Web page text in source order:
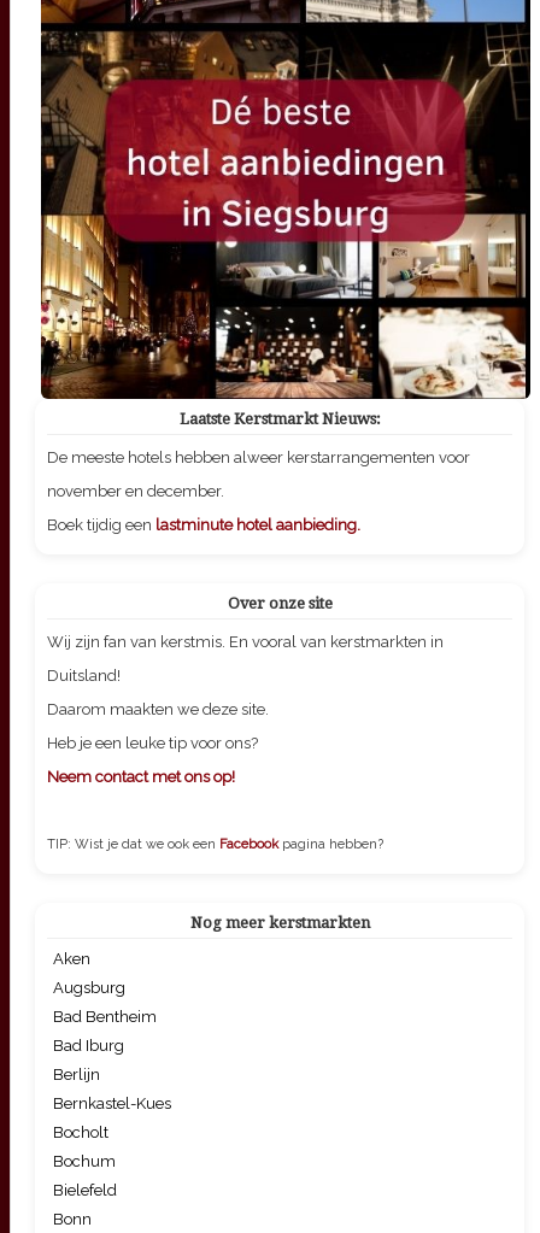
Laatste Kerstmarkt Nieuws:
De meeste hotels hebben alweer kerstarrangementen voor
november en december.
Boek tijdig een lastminute hotel aanbieding.
Over onze site
Wij zijn fan van kerstmis. En vooral van kerstmarkten in
Duitsland!
Daarom maakten we deze site.
Heb je een leuke tip voor ons?
Neem contact met ons op!
TIP: Wist je dat we ook een Facebook pagina hebben?
Nog meer kerstmarkten
Aken
Augsburg
Bad Bentheim
Bad Iburg
Berlijn
Bernkastel-Kues
Bocholt
Bochum
Bielefeld
Bonn